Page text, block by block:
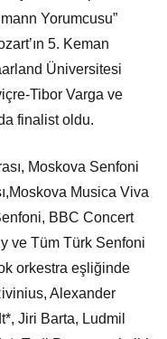
Yorumcusu”
5. Keman
Üniversitesi
Tibor Varga ve
finalist oldu.
Moskova Senfoni
Musica Viva
BBC Concert
ve Tüm Türk Senfoni
orkestra eşliğinde
Alexander
Jiri Barta, Ludmil